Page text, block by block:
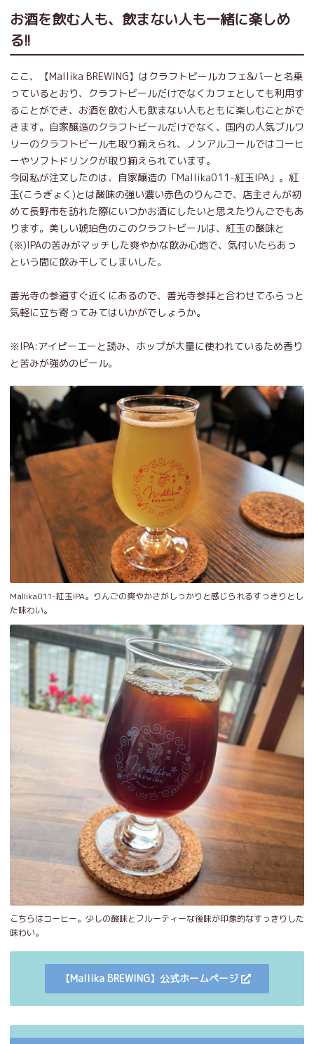
お酒を飲む人も、飲まない人も一緒に楽しめ
る!!
ここ、【Mallika BREWING】はクラフトビールカフェ&バーと名乗
っているとおり、クラフトビールだけでなくカフェとしても利用す
ることができ、お酒を飲む人も飲まない人もともに楽しむことがで
きます。自家醸造のクラフトビールだけでなく、国内の人気ブルワ
リーのクラフトビールも取り揃えられ、ノンアルコールではコーヒ
ーやソフトドリンクが取り揃えられています。
今回私が注文したのは、自家醸造の「Mallika011-紅玉IPA」。紅
玉(こうぎょく)とは酸味の強い濃い赤色のりんごで、店主さんが初
めて長野市を訪れた際にいつかお酒にしたいと思えたりんごでもあ
ります。美しい琥珀色のこのクラフトビールは、紅玉の酸味と
(※)IPAの苦みがマッチした爽やかな飲み心地で、気付いたらあっ
という間に飲み干してしまいした。
善光寺の参道すぐ近くにあるので、善光寺参拝と合わせてふらっと
気軽に立ち寄ってみてはいかがでしょうか。
※IPA:アイピーエーと読み、ホップが大量に使われているため香り
と苦みが強めのビール。
Mallika011-紅玉IPA。りんごの爽やかさがしっかりと感じられるすっきりとし
た味わい。
こちらはコーヒー。少しの酸味とフルーティーな後味が印象的なすっきりした
味わい。
【Mallika BREWING】公式ホームページ